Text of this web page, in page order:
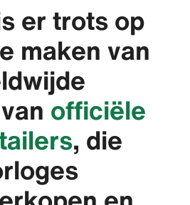
er trots op
maken van
officiële
, die